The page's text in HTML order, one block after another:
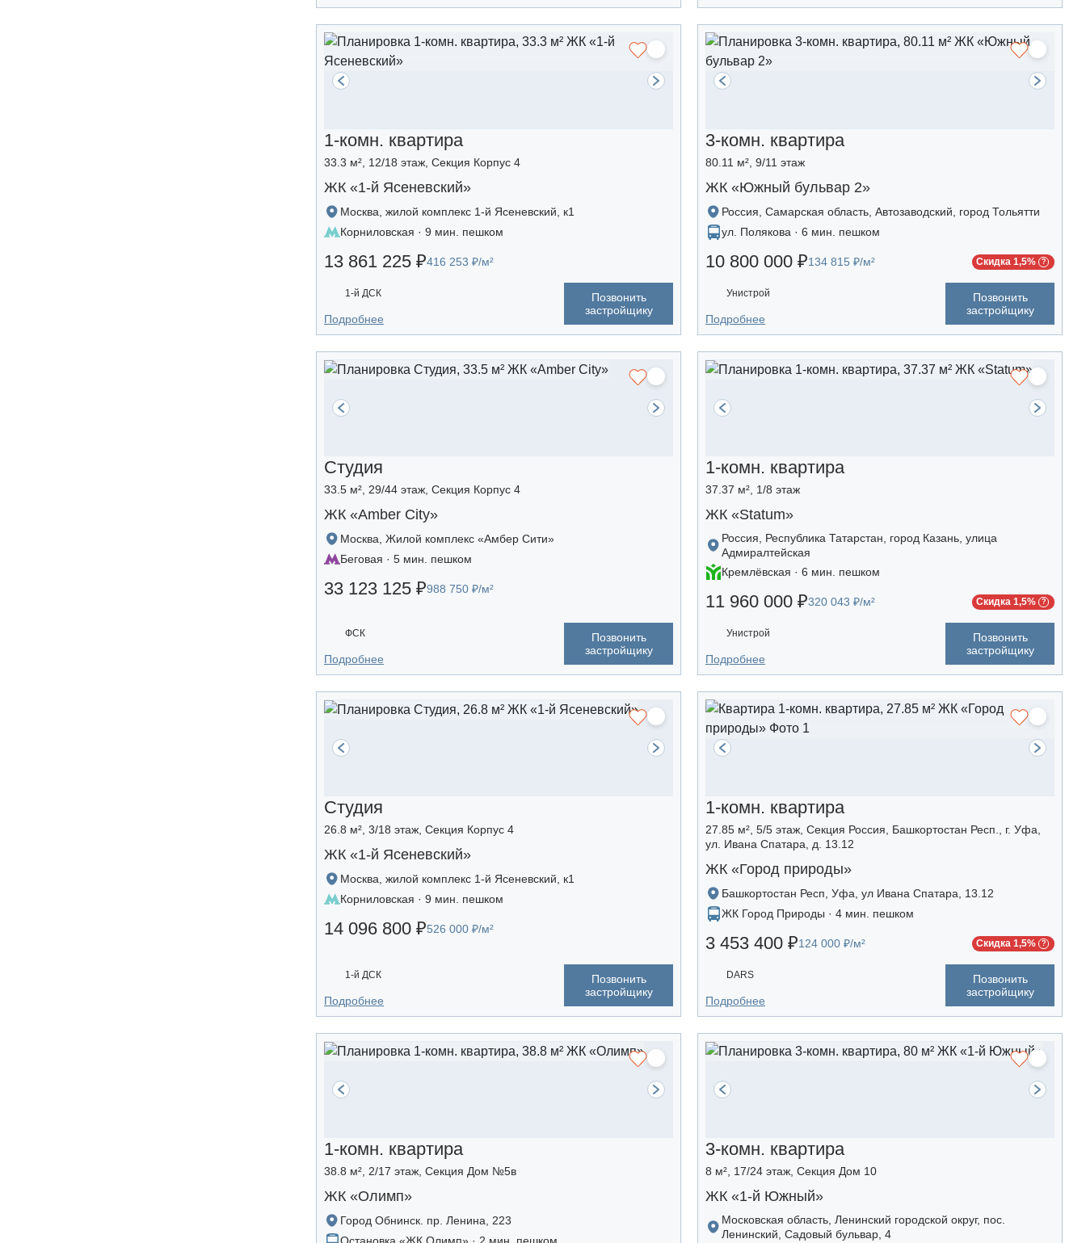
1-комн. квартира
33.3 м², 12/18 этаж, Секция Корпус 4
ЖК «1-й Ясеневский»
Москва, жилой комплекс 1-й Ясеневский, к1
Корниловская · 9 мин. пешком
13 861 225 ₽416 253 ₽/м²
1-й ДСК
Позвонить
застройщику
Подробнее
3-комн. квартира
80.11 м², 9/11 этаж
ЖК «Южный бульвар 2»
Россия, Самарская область, Автозаводский, город Тольятти
ул. Полякова · 6 мин. пешком
10 800 000 ₽134 815 ₽/м² Скидка 1,5%
Унистрой
Позвонить
застройщику
Подробнее
Студия
33.5 м², 29/44 этаж, Секция Корпус 4
ЖК «Amber Сity»
Москва, Жилой комплекс «Амбер Сити»
Беговая · 5 мин. пешком
33 123 125 ₽988 750 ₽/м²
ФСК
Позвонить
застройщику
Подробнее
1-комн. квартира
37.37 м², 1/8 этаж
ЖК «Statum»
Россия, Республика Татарстан, город Казань, улица
Адмиралтейская
Кремлёвская · 6 мин. пешком
11 960 000 ₽320 043 ₽/м² Скидка 1,5%
Унистрой
Позвонить
застройщику
Подробнее
Студия
26.8 м², 3/18 этаж, Секция Корпус 4
ЖК «1-й Ясеневский»
Москва, жилой комплекс 1-й Ясеневский, к1
Корниловская · 9 мин. пешком
14 096 800 ₽526 000 ₽/м²
1-й ДСК
Позвонить
застройщику
Подробнее
1-комн. квартира
27.85 м², 5/5 этаж, Секция Россия, Башкортостан Респ., г. Уфа,
ул. Ивана Спатара, д. 13.12
ЖК «Город природы»
Башкортостан Респ, Уфа, ул Ивана Спатара, 13.12
ЖК Город Природы · 4 мин. пешком
3 453 400 ₽124 000 ₽/м² Скидка 1,5%
DARS
Позвонить
застройщику
Подробнее
1-комн. квартира
38.8 м², 2/17 этаж, Секция Дом №5в
ЖК «Олимп»
Город Обнинск. пр. Ленина, 223
3-комн. квартира
8 м², 17/24 этаж, Секция Дом 10
ЖК «1-й Южный»
Московская область, Ленинский городской округ, пос.
Ленинский, Садовый бульвар, 4